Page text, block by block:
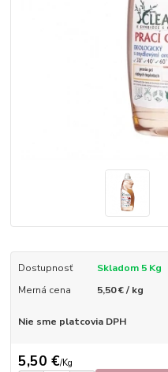
Dostupnosť
Skladom 5 Kg
Merná cena
5,50 € / kg
Nie sme platcovia DPH
5,50 €/Kg